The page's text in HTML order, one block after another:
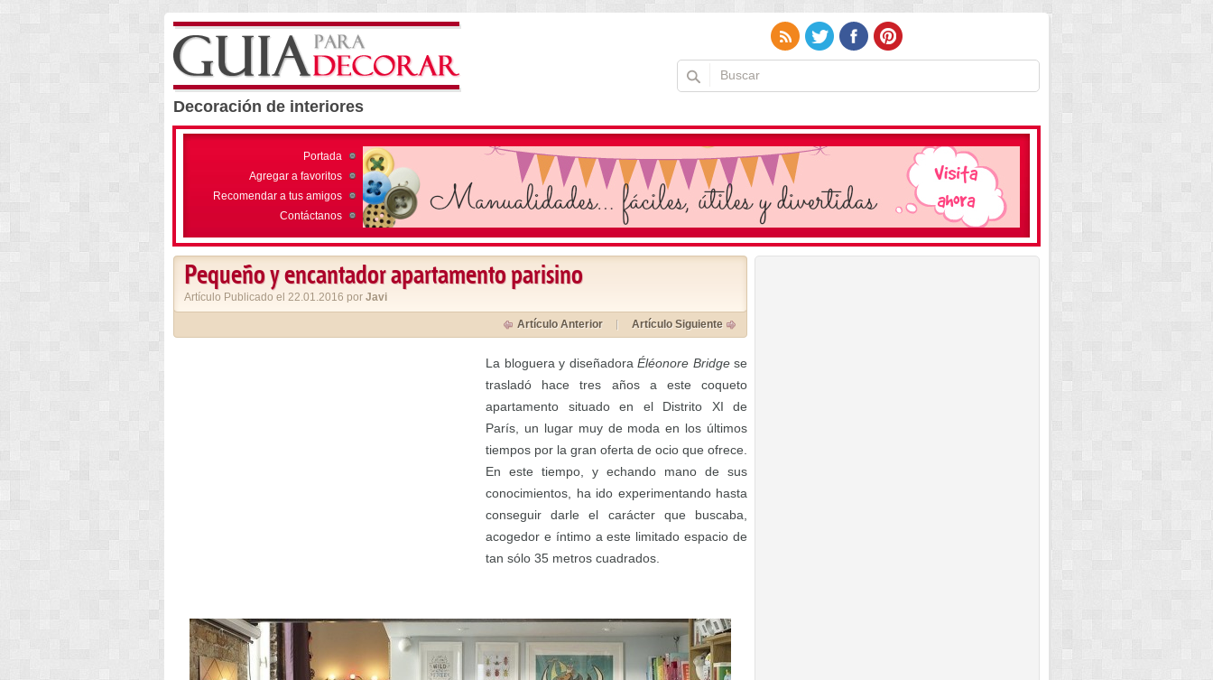
Decoración de interiores
Portada
Agregar a favoritos
Recomendar a tus amigos
Contáctanos
Pequeño y encantador apartamento parisino
Artículo Publicado el 22.01.2016 por Javi
Artículo Anterior Artículo Siguiente
La bloguera y diseñadora Éléonore Bridgese
trasladó hace tres años a este coqueto
apartamento situado en el Distrito XI de
París, un lugar muy de moda en los últimos
tiempos por la gran oferta de ocio que ofrece.
En este tiempo, y echando mano de sus
conocimientos, ha ido experimentando hasta
conseguir darle el carácter que buscaba,
acogedor e íntimo a este limitado espacio de
tan sólo 35 metros cuadrados.